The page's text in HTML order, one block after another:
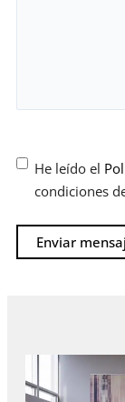
Consentimiento*
He leído el
condiciones